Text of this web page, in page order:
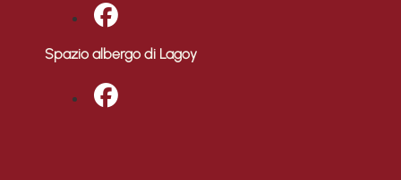
Spazio albergo di Lagoy